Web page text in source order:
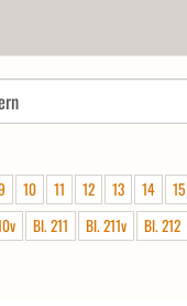
10 11 12 13 14
15
Bl. 211 Bl. 211v
Bl. 212